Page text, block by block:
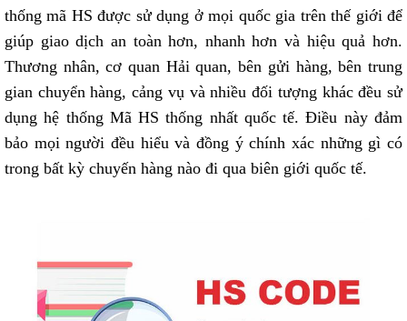
thống mã HS được sử dụng ở mọi quốc gia trên thế giới để
giúp giao dịch an toàn hơn, nhanh hơn và hiệu quả hơn.
Thương nhân, cơ quan Hải quan, bên gửi hàng, bên trung
gian chuyển hàng, cảng vụ và nhiều đối tượng khác đều sử
dụng hệ thống Mã HS thống nhất quốc tế. Điều này đảm
bảo mọi người đều hiểu và đồng ý chính xác những gì có
trong bất kỳ chuyến hàng nào đi qua biên giới quốc tế.